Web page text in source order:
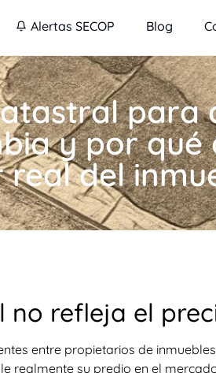
Alertas SECOP Blog
para
y por qué
del
no refleja el
entre propietarios de
realmente su predio en el